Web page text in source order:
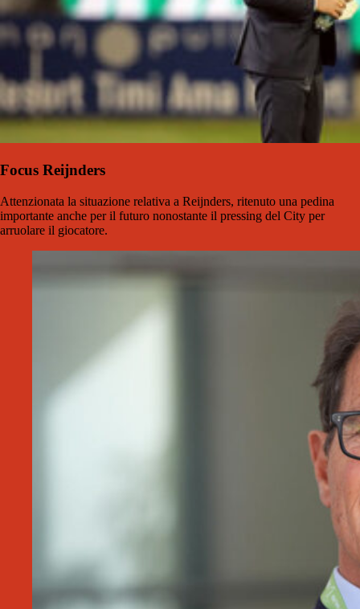
Focus Reijnders
Attenzionata la situazione relativa a Reijnders, ritenuto una pedina
importante anche per il futuro nonostante il pressing del City per
arruolare il giocatore.